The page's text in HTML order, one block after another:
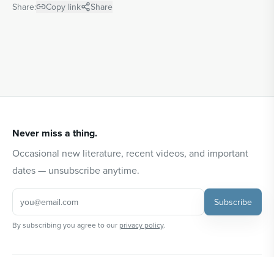
Share: Copy link Share
Never miss a thing.
Occasional new literature, recent videos, and important
dates — unsubscribe anytime.
Subscribe
By subscribing you agree to our privacy policy.